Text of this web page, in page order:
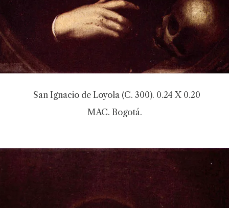
San Ignacio de Loyola (C. 300). 0.24 X 0.20
MAC. Bogotá.